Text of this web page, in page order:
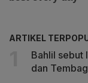
ARTIKEL
Bahlil sebut
dan